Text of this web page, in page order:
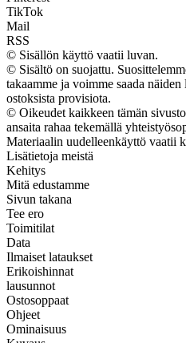
TikTok
Mail
RSS
© Sisällön käyttö vaatii luvan.
© Sisältö on suojattu.
takaamme ja voimme saada
ostoksista provisiota.
© Oikeudet kaikkeen tämän
ansaita rahaa tekemällä
Materiaalin uudelleenkäyttö vaatii
Lisätietoja meistä
Kehitys
Mitä edustamme
Sivun takana
Tee ero
Toimitilat
Data
Ilmaiset lataukset
Erikoishinnat
lausunnot
Ostosoppaat
Ohjeet
Ominaisuus